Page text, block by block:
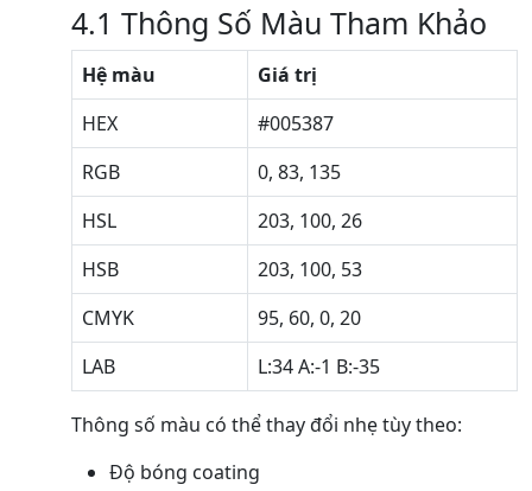
4.1 Thông Số Màu Tham Khảo
Hệ màu
Giá trị
HEX
#005387
RGB
0, 83, 135
HSL
203, 100, 26
HSB
203, 100, 53
CMYK
95, 60, 0, 20
LAB
L:34 A:-1 B:-35
Thông số màu có thể thay đổi nhẹ tùy theo:
Độ bóng coating